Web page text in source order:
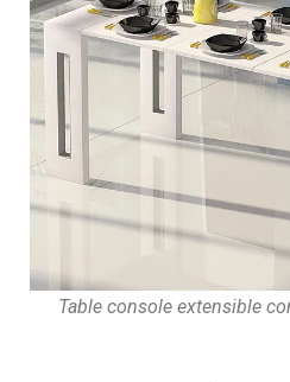
Table console extensible